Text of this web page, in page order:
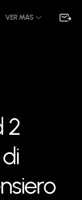
VER MÁS
2
di
nsiero